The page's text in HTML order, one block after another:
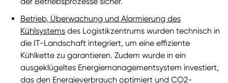
Betrieb, Überwachung und Alarmierung des
Kühlsystems des Logistikzentrums wurden technisch in
die IT-Landschaft integriert, um eine effiziente
Kühlkette zu garantieren. Zudem wurde in ein
ausgeklügeltes Energiemanagementsystem investiert,
das den Energieverbrauch optimiert und CO2-